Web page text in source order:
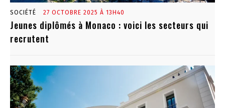
SOCIÉTÉ 27 OCTOBRE 2025 À 13H40
Jeunes diplômés à Monaco : voici les secteurs qui
recrutent